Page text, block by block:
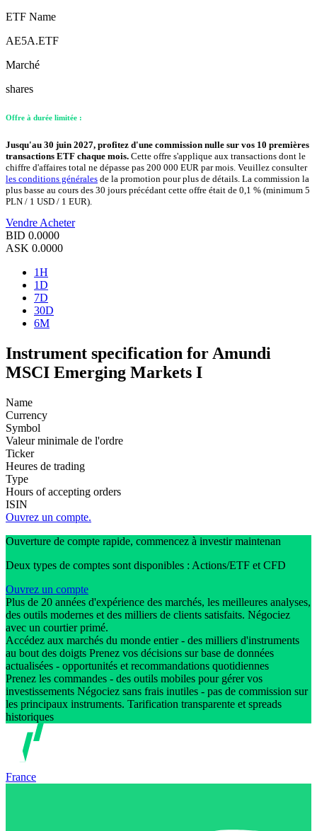
ETF Name
AE5A.ETF
Marché
shares
Offre à durée limitée :
Jusqu'au 30 juin 2027, profitez d'une commission nulle sur vos 10 premières
transactions ETF chaque mois. Cette offre s'applique aux transactions dont le
chiffre d'affaires total ne dépasse pas 200 000 EUR par mois. Veuillez consulter
les conditions générales de la promotion pour plus de détails. La commission la
plus basse au cours des 30 jours précédant cette offre était de 0,1 % (minimum 5
PLN / 1 USD / 1 EUR).
Vendre Acheter
BID 0.0000
ASK 0.0000
1H
1D
7D
30D
6M
Instrument specification for Amundi
MSCI Emerging Markets I
Name
Currency
Symbol
Valeur minimale de l'ordre
Ticker
Heures de trading
Type
Hours of accepting orders
ISIN
Ouvrez un compte.
Ouverture de compte rapide, commencez à investir maintenan
Deux types de comptes sont disponibles : Actions/ETF et CFD
Ouvrez un compte
Plus de 20 années d'expérience des marchés, les meilleures analyses,
des outils modernes et des milliers de clients satisfaits. Négociez
avec un courtier primé.
Accédez aux marchés du monde entier - des milliers d'instruments
au bout des doigts Prenez vos décisions sur base de données
actualisées - opportunités et recommandations quotidiennes
Prenez les commandes - des outils mobiles pour gérer vos
investissements Négociez sans frais inutiles - pas de commission sur
les principaux instruments. Tarification transparente et spreads
historiques
France